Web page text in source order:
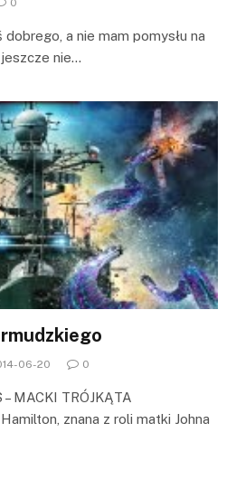
0
a nie mam pomysłu na
nie…
06-20 0
MACKI TRÓJKĄTA
znana z roli matki Johna